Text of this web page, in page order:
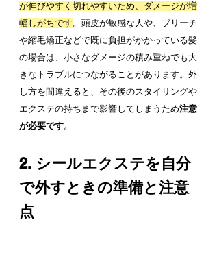
が伸びやすく切れやすいため、ダメージが増
幅しがちです。頭皮が敏感な人や、ブリーチ
や縮毛矯正などで既に負担がかかっている髪
の場合は、小さなダメージの積み重ねでも大
きなトラブルにつながることがあります。外
し方を間違えると、その後のスタイリングや
エクステの持ちまで影響してしまうため注意
が必要です。
2. シールエクステを自分
で外すときの準備と注意
点